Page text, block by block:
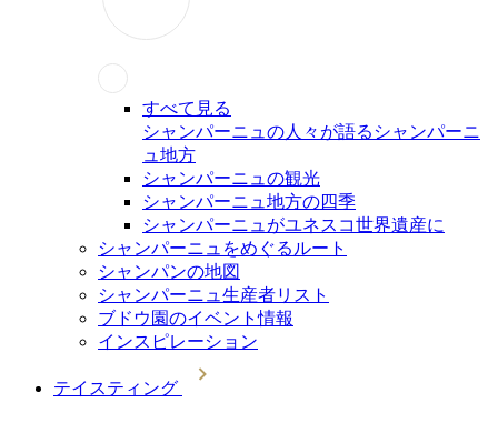
すべて見る
シャンパーニュの人々が語るシャンパーニ
ュ地方
シャンパーニュの観光
シャンパーニュ地方の四季
シャンパーニュがユネスコ世界遺産に
シャンパーニュをめぐるルート
シャンパンの地図
シャンパーニュ生産者リスト
ブドウ園のイベント情報
インスピレーション
テイスティング